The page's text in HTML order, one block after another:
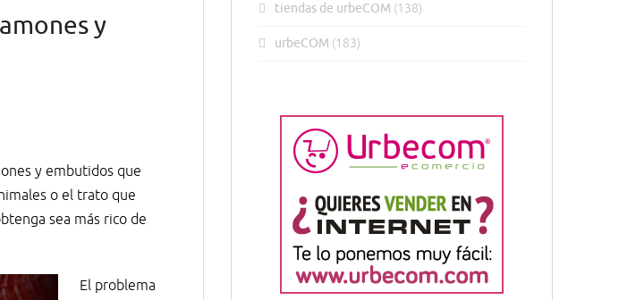
y
y embutidos que
o el trato que
sea más rico de
El problema
tiendas de urbeCOM (138)
urbeCOM (183)